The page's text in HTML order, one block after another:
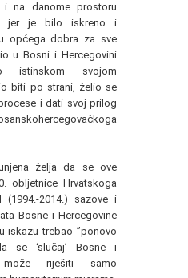
i na danome prostoru
jer je bilo iskreno i
općega dobra za sve
u Bosni i Hercegovini
istinskom svojom
biti po strani, želio se
i dati svoj prilog
želja da se ove
obljetnice Hrvatskoga
(1994.-2014.) sazove i
Bosne i Hercegovine
iskazu trebao ”ponovo
se ‘slučaj’ Bosne i
riješiti samo